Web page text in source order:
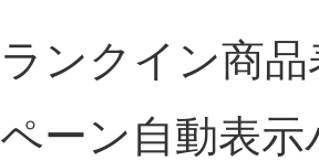
ランクイン商
ペーン自動表